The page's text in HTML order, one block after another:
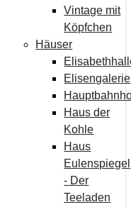
Vintage mit
Köpfchen
Häuser
Elisengalerie
Haus der
Kohle
Haus
Eulenspiegel
- Der
Teeladen